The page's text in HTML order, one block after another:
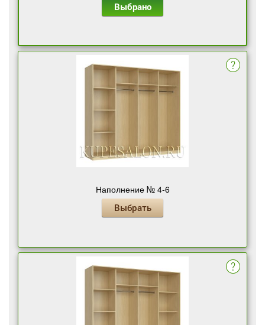
Выбрано
Наполнение № 4-6
Выбрать